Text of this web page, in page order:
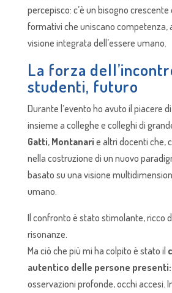
percepisco: c’è un bisogno crescente
formativi che uniscano competenza,
visione integrata dell’essere umano.
La forza
studenti, futuro
Durante l’evento ho avuto il piacere
insieme a colleghe e colleghi di
Gatti, Montanari e altri docenti che,
nella costruzione di un nuovo
basato su una visione
umano.
Il confronto è stato stimolante, ricco
risonanze.
Ma ciò che più mi ha colpito è stato il
autentico delle persone presenti:
osservazioni profonde, occhi accesi.